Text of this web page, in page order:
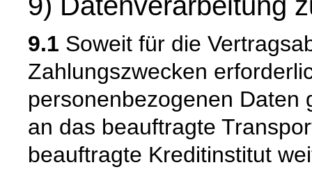
9.1 Soweit für die
Zahlungszwecken
personenbezogenen Daten
an das beauftragte
beauftragte Kreditinstitut